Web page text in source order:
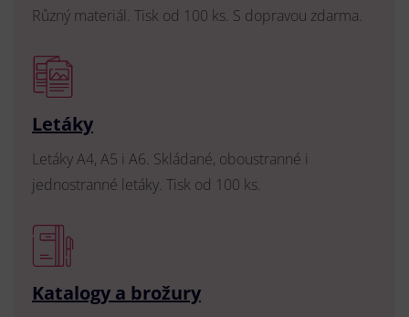
Různý materiál. Tisk od 100 ks. S dopravou zdarma.
Letáky
Letáky A4, A5 i A6. Skládané, oboustranné i
jednostranné letáky. Tisk od 100 ks.
Katalogy a brožury